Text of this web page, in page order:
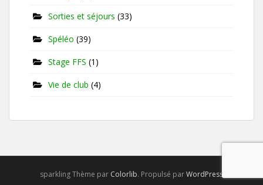
Sorties et séjours (33)
Spéléo (39)
Stage FFS (1)
Vie de club (4)
sparkling Thème par Colorlib. Propulsé parWordPress